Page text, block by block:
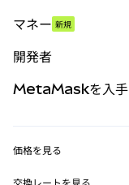
パーペチュアル
RWA
マネー 新規
開発者
MetaMaskを入手
価格を見る